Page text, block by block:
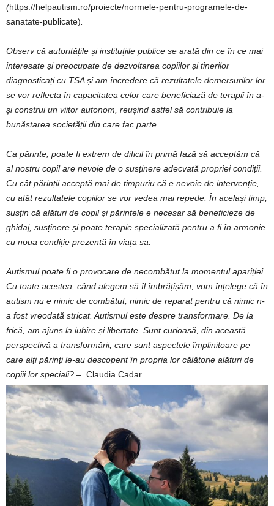
(https://helpautism.ro/proiecte/normele-pentru-programele-de-
sanatate-publicate)
Observ că autoritățile și instituțiile publice se arată din ce în ce mai
interesate și preocupate de dezvoltarea copiilor și tinerilor
diagnosticați cu TSA și am încredere că rezultatele demersurilor lor
se vor reflecta în capacitatea celor care beneficiază de terapii în a-
și construi un viitor autonom, reușind astfel să contribuie la
bunăstarea societății din care fac parte.
Ca părinte, poate fi extrem de dificil în primă fază să acceptăm că
al nostru copil are nevoie de o susținere adecvată propriei condiții.
Cu cât părinții acceptă mai de timpuriu că e nevoie de intervenție,
cu atât rezultatele copiilor se vor vedea mai repede. În același timp,
susțin că alături de copil și părintele e necesar să beneficieze de
ghidaj, susținere și poate terapie specializată pentru a fi în armonie
cu noua condiție prezentă în viața sa.
Autismul poate fi o provocare de necombătut la momentul apariției.
Cu toate acestea, când alegem să îl îmbrățișăm, vom înțelege că în
autism nu e nimic de combătut, nimic de reparat pentru că nimic n-
a fost vreodată stricat. Autismul este despre transformare. De la
frică, am ajuns la iubire și libertate. Sunt curioasă, din această
perspectivă a transformării, care sunt aspectele împlinitoare pe
care alți părinți le-au descoperit în propria lor călătorie alături de
copiii lor speciali? – Claudia Cadar